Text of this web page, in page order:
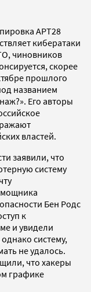
APT28
кибератаки
чиновников
скорее
прошлого
названием
Его авторы
властей.
заявили, что
систему
Бен Родс
к
и увидели
систему,
не удалось.
что хакеры
графике